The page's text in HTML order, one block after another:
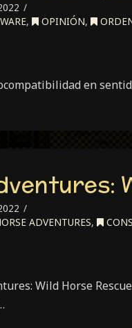
, OPINIÓN,
en
ADVENTURES,
Wild Horse